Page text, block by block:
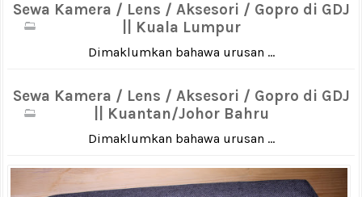
Sewa Kamera / Lens / Aksesori / Gopro di GDJ
|| Kuala Lumpur
Dimaklumkan bahawa urusan ...
Sewa Kamera / Lens / Aksesori / Gopro di GDJ
|| Kuantan/Johor Bahru
Dimaklumkan bahawa urusan ...